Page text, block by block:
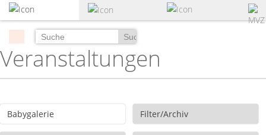
zum
Hauptinhalt
Suchen
Veranstaltungen
Babygalerie Filter/Archiv